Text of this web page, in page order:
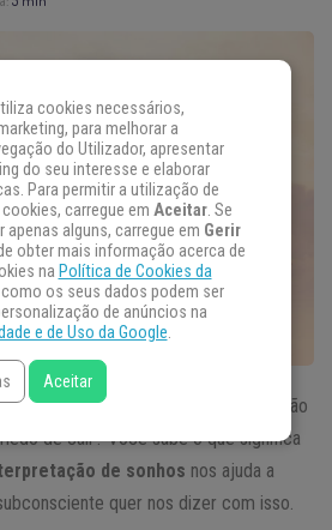
está voando? Acordou com a sensação
de cair? Você sabe o que significa
de sonhos nos ajuda a
quer nos dizer com isso.
cookies necessários,
para melhorar a
do Utilizador, apresentar
do seu interesse e elaborar
Para permitir a utilização de
carregue em Aceitar. Se
apenas alguns, carregue em Gerir
obter mais informação acerca de
na Política de Cookies da
os seus dados podem ser
de anúncios na
e de Uso da Google.
Aceitar